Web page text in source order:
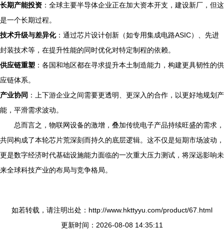
长期产能投资 ：全球主要半导体企业正在加大资本开支，建设新厂，但这
是一个长期过程。
技术升级与差异化：通过芯片设计创新（如专用集成电路ASIC）、先进
封装技术等，在提升性能的同时优化对特定制程的依赖。
供应链重塑 ：各国和地区都在寻求提升本土制造能力，构建更具韧性的供
应链体系。
产业协同 ：上下游企业之间需要更透明、更深入的合作，以更好地规划产
能，平滑需求波动。
总而言之，物联网设备的激增，叠加传统电子产品持续旺盛的需求，
共同构成了本轮芯片荒深刻而持久的底层逻辑。这不仅是短期市场波动，
更是数字经济时代基础设施能力面临的一次重大压力测试，将深远影响未
来全球科技产业的布局与竞争格局。
如若转载，请注明出处：http://www.hkttyyu.com/product/67.html
更新时间：2026-08-08 14:35:11